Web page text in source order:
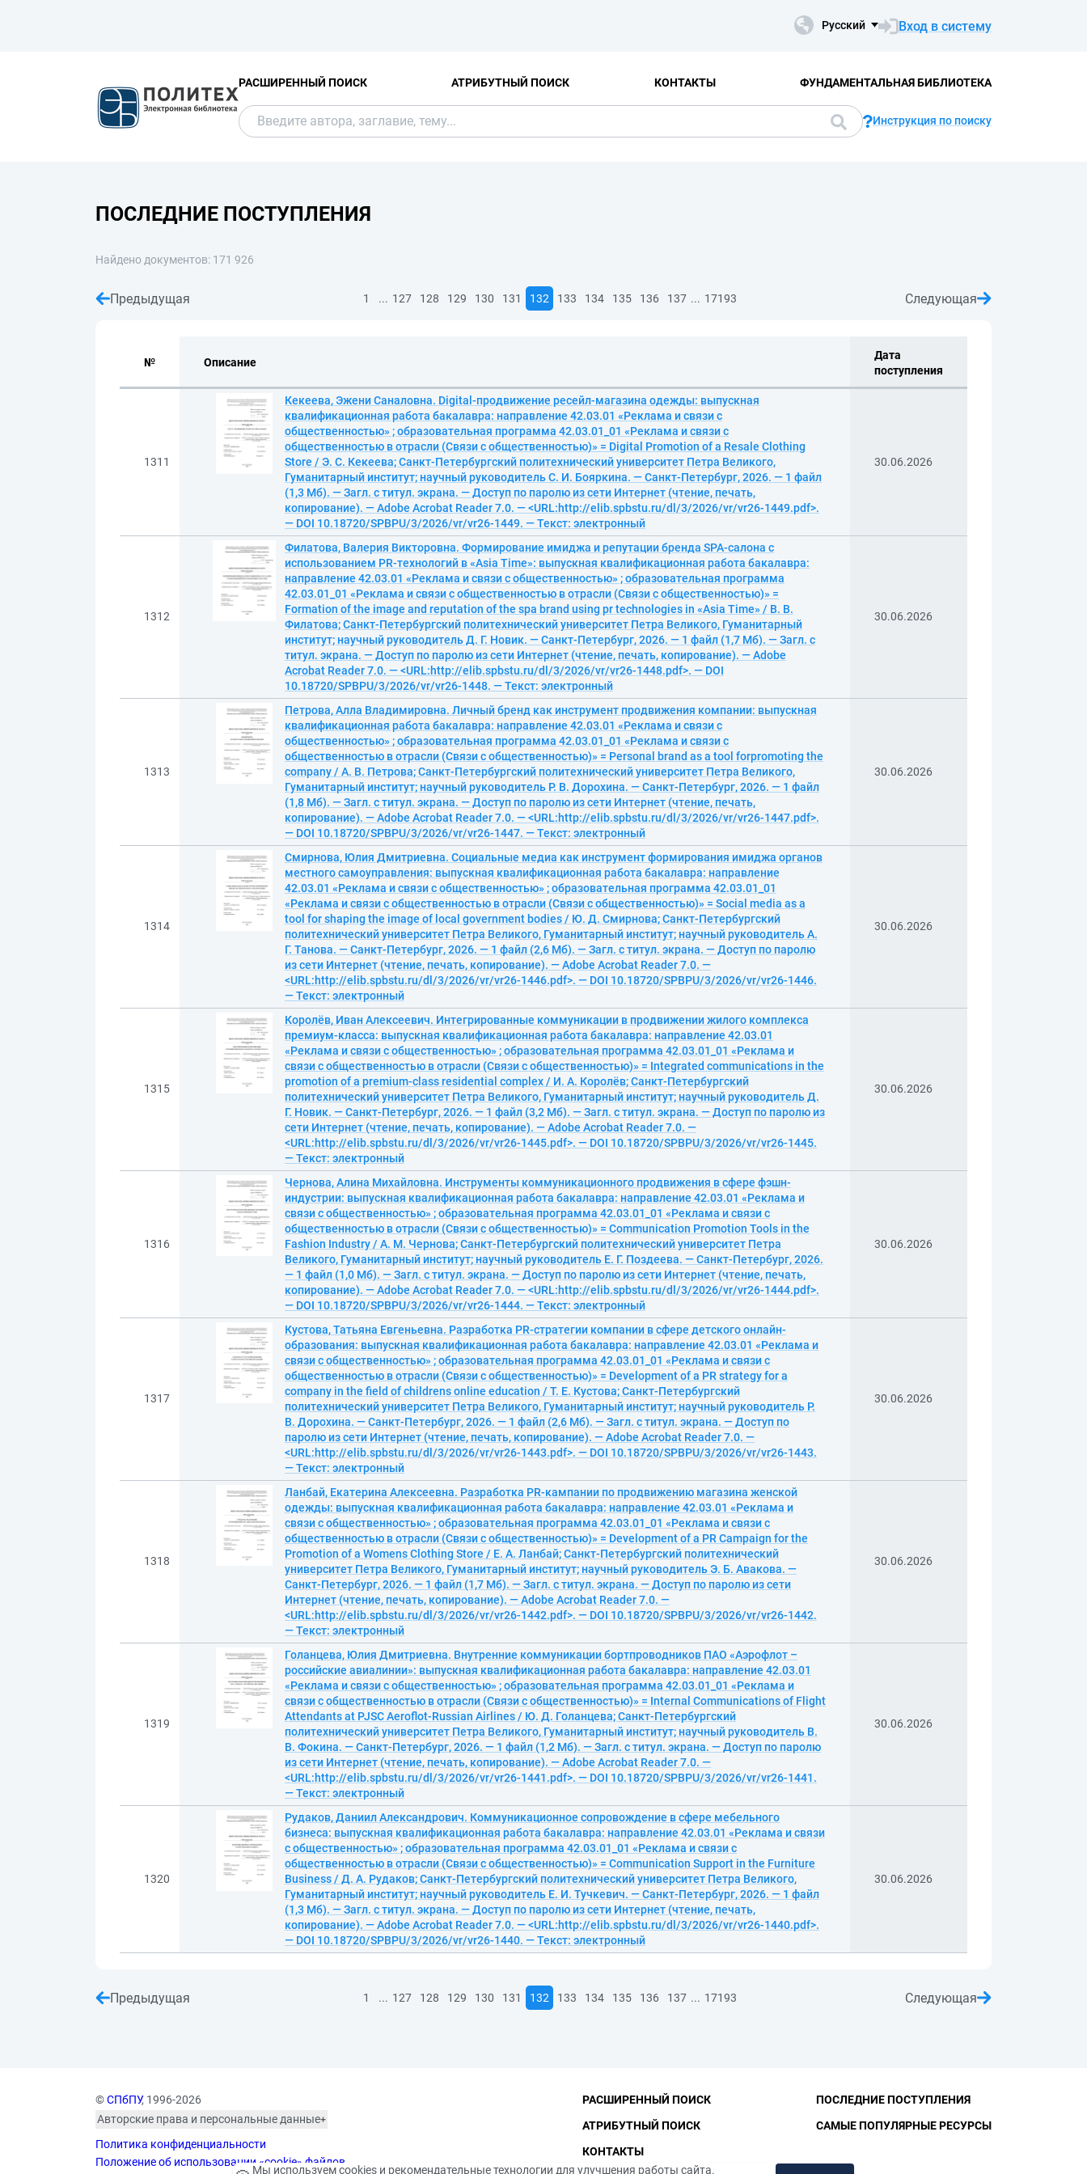
Русский Вход в систему
РАСШИРЕННЫЙ ПОИСК АТРИБУТНЫЙ ПОИСК КОНТАКТЫ ФУНДАМЕНТАЛЬНАЯ БИБЛИОТЕКА
Инструкция по поиску
ПОСЛЕДНИЕ ПОСТУПЛЕНИЯ
Найдено документов: 171 926
Предыдущая 1 ... 127 128 129 130 131 132 133 134 135 136 137 ... 17193 Следующая
№ Описание
Дата
поступления
1311
Кекеева, Эжени Саналовна. Digital-продвижение ресейл-магазина одежды: выпускная
квалификационная работа бакалавра: направление 42.03.01 «Реклама и связи с
общественностью» ; образовательная программа 42.03.01_01 «Реклама и связи с
общественностью в отрасли (Связи с общественностью)» = Digital Promotion of a Resale Clothing
Store / Э. С. Кекеева; Санкт-Петербургский политехнический университет Петра Великого,
Гуманитарный институт; научный руководитель С. И. Бояркина. — Санкт-Петербург, 2026. — 1 файл
(1,3 Мб). — Загл. с титул. экрана. — Доступ по паролю из сети Интернет (чтение, печать,
копирование). — Adobe Acrobat Reader 7.0. — <URL:http://elib.spbstu.ru/dl/3/2026/vr/vr26-1449.pdf>.
— DOI 10.18720/SPBPU/3/2026/vr/vr26-1449. — Текст: электронный
30.06.2026
1312
Филатова, Валерия Викторовна. Формирование имиджа и репутации бренда SPA-салона с
использованием PR-технологий в «Asia Time»: выпускная квалификационная работа бакалавра:
направление 42.03.01 «Реклама и связи с общественностью» ; образовательная программа
42.03.01_01 «Реклама и связи с общественностью в отрасли (Связи с общественностью)» =
Formation of the image and reputation of the spa brand using pr technologies in «Asia Time» / В. В.
Филатова; Санкт-Петербургский политехнический университет Петра Великого, Гуманитарный
институт; научный руководитель Д. Г. Новик. — Санкт-Петербург, 2026. — 1 файл (1,7 Мб). — Загл. с
титул. экрана. — Доступ по паролю из сети Интернет (чтение, печать, копирование). — Adobe
Acrobat Reader 7.0. — <URL:http://elib.spbstu.ru/dl/3/2026/vr/vr26-1448.pdf>. — DOI
10.18720/SPBPU/3/2026/vr/vr26-1448. — Текст: электронный
30.06.2026
1313
Петрова, Алла Владимировна. Личный бренд как инструмент продвижения компании: выпускная
квалификационная работа бакалавра: направление 42.03.01 «Реклама и связи с
общественностью» ; образовательная программа 42.03.01_01 «Реклама и связи с
общественностью в отрасли (Связи с общественностью)» = Personal brand as a tool forpromoting the
company / А. В. Петрова; Санкт-Петербургский политехнический университет Петра Великого,
Гуманитарный институт; научный руководитель Р. В. Дорохина. — Санкт-Петербург, 2026. — 1 файл
(1,8 Мб). — Загл. с титул. экрана. — Доступ по паролю из сети Интернет (чтение, печать,
копирование). — Adobe Acrobat Reader 7.0. — <URL:http://elib.spbstu.ru/dl/3/2026/vr/vr26-1447.pdf>.
— DOI 10.18720/SPBPU/3/2026/vr/vr26-1447. — Текст: электронный
30.06.2026
1314
Смирнова, Юлия Дмитриевна. Социальные медиа как инструмент формирования имиджа органов
местного самоуправления: выпускная квалификационная работа бакалавра: направление
42.03.01 «Реклама и связи с общественностью» ; образовательная программа 42.03.01_01
«Реклама и связи с общественностью в отрасли (Связи с общественностью)» = Social media as a
tool for shaping the image of local government bodies / Ю. Д. Смирнова; Санкт-Петербургский
политехнический университет Петра Великого, Гуманитарный институт; научный руководитель А.
Г. Танова. — Санкт-Петербург, 2026. — 1 файл (2,6 Мб). — Загл. с титул. экрана. — Доступ по паролю
из сети Интернет (чтение, печать, копирование). — Adobe Acrobat Reader 7.0. —
<URL:http://elib.spbstu.ru/dl/3/2026/vr/vr26-1446.pdf>. — DOI 10.18720/SPBPU/3/2026/vr/vr26-1446.
— Текст: электронный
30.06.2026
1315
Королёв, Иван Алексеевич. Интегрированные коммуникации в продвижении жилого комплекса
премиум-класса: выпускная квалификационная работа бакалавра: направление 42.03.01
«Реклама и связи с общественностью» ; образовательная программа 42.03.01_01 «Реклама и
связи с общественностью в отрасли (Связи с общественностью)» = Integrated communications in the
promotion of a premium-class residential complex / И. А. Королёв; Санкт-Петербургский
политехнический университет Петра Великого, Гуманитарный институт; научный руководитель Д.
Г. Новик. — Санкт-Петербург, 2026. — 1 файл (3,2 Мб). — Загл. с титул. экрана. — Доступ по паролю из
сети Интернет (чтение, печать, копирование). — Adobe Acrobat Reader 7.0. —
<URL:http://elib.spbstu.ru/dl/3/2026/vr/vr26-1445.pdf>. — DOI 10.18720/SPBPU/3/2026/vr/vr26-1445.
— Текст: электронный
30.06.2026
1316
Чернова, Алина Михайловна. Инструменты коммуникационного продвижения в сфере фэшн-
индустрии: выпускная квалификационная работа бакалавра: направление 42.03.01 «Реклама и
связи с общественностью» ; образовательная программа 42.03.01_01 «Реклама и связи с
общественностью в отрасли (Связи с общественностью)» = Communication Promotion Tools in the
Fashion Industry / А. М. Чернова; Санкт-Петербургский политехнический университет Петра
Великого, Гуманитарный институт; научный руководитель Е. Г. Поздеева. — Санкт-Петербург, 2026.
— 1 файл (1,0 Мб). — Загл. с титул. экрана. — Доступ по паролю из сети Интернет (чтение, печать,
копирование). — Adobe Acrobat Reader 7.0. — <URL:http://elib.spbstu.ru/dl/3/2026/vr/vr26-1444.pdf>.
— DOI 10.18720/SPBPU/3/2026/vr/vr26-1444. — Текст: электронный
30.06.2026
1317
Кустова, Татьяна Евгеньевна. Разработка PR-стратегии компании в сфере детского онлайн-
образования: выпускная квалификационная работа бакалавра: направление 42.03.01 «Реклама и
связи с общественностью» ; образовательная программа 42.03.01_01 «Реклама и связи с
общественностью в отрасли (Связи с общественностью)» = Development of a PR strategy for a
company in the field of childrens online education / Т. Е. Кустова; Санкт-Петербургский
политехнический университет Петра Великого, Гуманитарный институт; научный руководитель Р.
В. Дорохина. — Санкт-Петербург, 2026. — 1 файл (2,6 Мб). — Загл. с титул. экрана. — Доступ по
паролю из сети Интернет (чтение, печать, копирование). — Adobe Acrobat Reader 7.0. —
<URL:http://elib.spbstu.ru/dl/3/2026/vr/vr26-1443.pdf>. — DOI 10.18720/SPBPU/3/2026/vr/vr26-1443.
— Текст: электронный
30.06.2026
1318
Ланбай, Екатерина Алексеевна. Разработка PR-кампании по продвижению магазина женской
одежды: выпускная квалификационная работа бакалавра: направление 42.03.01 «Реклама и
связи с общественностью» ; образовательная программа 42.03.01_01 «Реклама и связи с
общественностью в отрасли (Связи с общественностью)» = Development of a PR Campaign for the
Promotion of a Womens Clothing Store / Е. А. Ланбай; Санкт-Петербургский политехнический
университет Петра Великого, Гуманитарный институт; научный руководитель Э. Б. Авакова. —
Санкт-Петербург, 2026. — 1 файл (1,7 Мб). — Загл. с титул. экрана. — Доступ по паролю из сети
Интернет (чтение, печать, копирование). — Adobe Acrobat Reader 7.0. —
<URL:http://elib.spbstu.ru/dl/3/2026/vr/vr26-1442.pdf>. — DOI 10.18720/SPBPU/3/2026/vr/vr26-1442.
— Текст: электронный
30.06.2026
1319
Голанцева, Юлия Дмитриевна. Внутренние коммуникации бортпроводников ПАО «Аэрофлот –
российские авиалинии»: выпускная квалификационная работа бакалавра: направление 42.03.01
«Реклама и связи с общественностью» ; образовательная программа 42.03.01_01 «Реклама и
связи с общественностью в отрасли (Связи с общественностью)» = Internal Communications of Flight
Attendants at PJSC Aeroflot-Russian Airlines / Ю. Д. Голанцева; Санкт-Петербургский
политехнический университет Петра Великого, Гуманитарный институт; научный руководитель В.
В. Фокина. — Санкт-Петербург, 2026. — 1 файл (1,2 Мб). — Загл. с титул. экрана. — Доступ по паролю
из сети Интернет (чтение, печать, копирование). — Adobe Acrobat Reader 7.0. —
<URL:http://elib.spbstu.ru/dl/3/2026/vr/vr26-1441.pdf>. — DOI 10.18720/SPBPU/3/2026/vr/vr26-1441.
— Текст: электронный
30.06.2026
1320
Рудаков, Даниил Александрович. Коммуникационное сопровождение в сфере мебельного
бизнеса: выпускная квалификационная работа бакалавра: направление 42.03.01 «Реклама и связи
с общественностью» ; образовательная программа 42.03.01_01 «Реклама и связи с
общественностью в отрасли (Связи с общественностью)» = Communication Support in the Furniture
Business / Д. А. Рудаков; Санкт-Петербургский политехнический университет Петра Великого,
Гуманитарный институт; научный руководитель Е. И. Тучкевич. — Санкт-Петербург, 2026. — 1 файл
(1,3 Мб). — Загл. с титул. экрана. — Доступ по паролю из сети Интернет (чтение, печать,
копирование). — Adobe Acrobat Reader 7.0. — <URL:http://elib.spbstu.ru/dl/3/2026/vr/vr26-1440.pdf>.
— DOI 10.18720/SPBPU/3/2026/vr/vr26-1440. — Текст: электронный
30.06.2026
Предыдущая 1 ... 127 128 129 130 131 132 133 134 135 136 137 ... 17193 Следующая
©СПбПУ, 1996-2026
Авторские права и персональные данные
изображённых лиц в соответствии
с требованиями законодательства
Политика конфиденциальности
Положение об использовании «cookie» файлов
РАСШИРЕННЫЙ ПОИСК
АТРИБУТНЫЙ ПОИСК
КОНТАКТЫ
ПОСЛЕДНИЕ ПОСТУПЛЕНИЯ
САМЫЕ ПОПУЛЯРНЫЕ РЕСУРСЫ
Мы используем cookies и рекомендательные технологии для улучшения работы сайта.